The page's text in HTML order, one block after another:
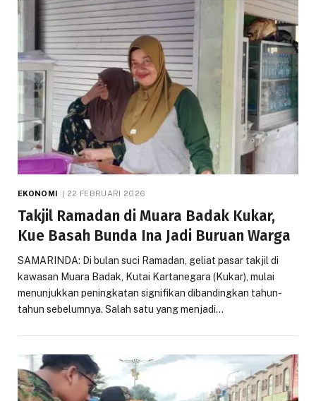
EKONOMI 22 FEBRUARI 2026
Takjil Ramadan di Muara Badak Kukar,
Kue Basah Bunda Ina Jadi Buruan Warga
SAMARINDA: Di bulan suci Ramadan, geliat pasar takjil di
kawasan Muara Badak, Kutai Kartanegara (Kukar), mulai
menunjukkan peningkatan signifikan dibandingkan tahun-
tahun sebelumnya. Salah satu yang menjadi…